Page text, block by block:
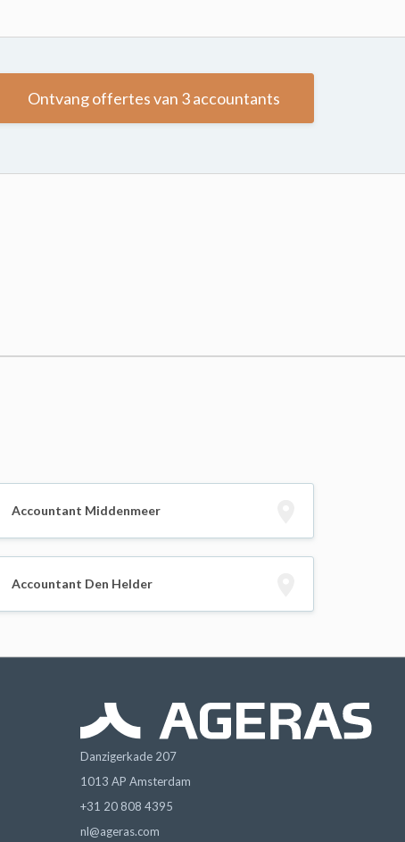
Ontvang offertes van 3 accountants
Accountant Middenmeer
Accountant Den Helder
Danzigerkade 207
1013 AP Amsterdam
+31 20 808 4395
nl@ageras.com